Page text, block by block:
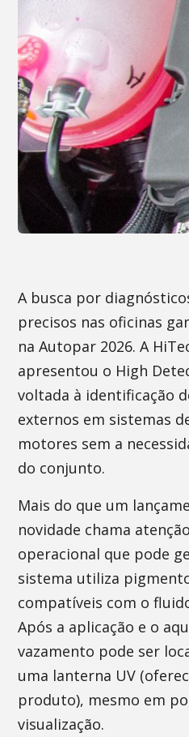
A busca por
precisos nas oficinas
na Autopar 2026. A
apresentou o High
voltada à identificação
externos em sistemas
motores sem a
do conjunto.
Mais do que um
novidade chama
operacional que pode
sistema utiliza
compatíveis com o
Após a aplicação e o
vazamento pode ser
uma lanterna UV
produto), mesmo em
visualização.